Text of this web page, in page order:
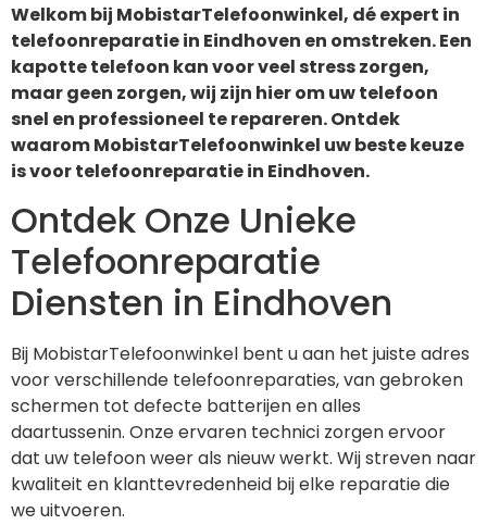
Welkom bij MobistarTelefoonwinkel, dé expert in
telefoonreparatie in Eindhoven en omstreken. Een
kapotte telefoon kan voor veel stress zorgen,
maar geen zorgen, wij zijn hier om uw telefoon
snel en professioneel te repareren. Ontdek
waarom MobistarTelefoonwinkel uw beste keuze
is voor telefoonreparatie in Eindhoven.
Ontdek Onze Unieke
Telefoonreparatie
Diensten in Eindhoven
Bij MobistarTelefoonwinkel bent u aan het juiste adres
voor verschillende telefoonreparaties, van gebroken
schermen tot defecte batterijen en alles
daartussenin. Onze ervaren technici zorgen ervoor
dat uw telefoon weer als nieuw werkt. Wij streven naar
kwaliteit en klanttevredenheid bij elke reparatie die
we uitvoeren.